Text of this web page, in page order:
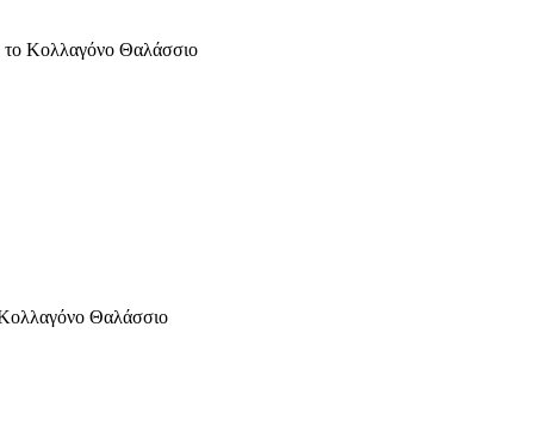
το Κολλαγόνο Θαλάσσιο
Θαλάσσιο